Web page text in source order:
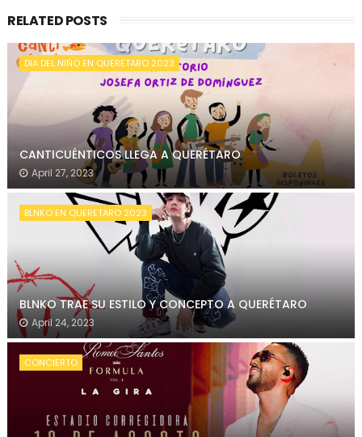
RELATED POSTS
DIA DEL NIÑO EN QUERETARO 2023
CANTICUÉNTICOS LLEGA A QUERÉTARO
April 27, 2023
BLNKO EN QUERETARO 2023
BLNKO TRAE SU ESTILO Y CONCEPTO A QUERÉTARO
April 24, 2023
CONCIERTO